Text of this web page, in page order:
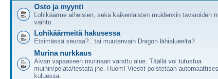
Osto ja myynti
Lohikäärme aiheisien, sekä kaikenlaisten muidenkin tavaroiden
vaihto.
Lohikäärmeitä hakusessa
Etsimässä seuraa?.. tai muutenvain Dragon lähialueelta?
Murina nurkkaus
Aivan vapaaseen murinaan varattu alue. Täällä voi tutustua
muihin/pelata/testata jne. Huom! Viestit poistetaan
kuluessa.